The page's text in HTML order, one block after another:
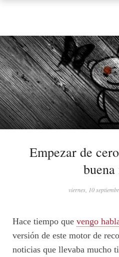
Empezar de
viernes, 10
Hace tiempo que vengo
versión de este motor de
noticias que llevaba mucho